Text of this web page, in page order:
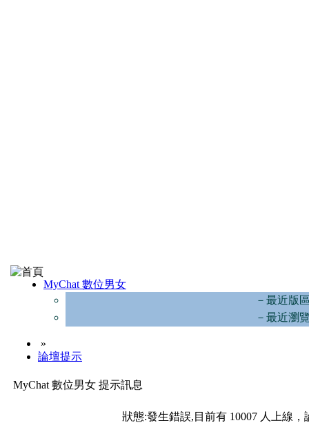
MyChat 數位男女
－最近版
－最近瀏
»
論壇提示
MyChat 數位男女 提示訊息
狀態:發生錯誤,目前有 10007 人上線